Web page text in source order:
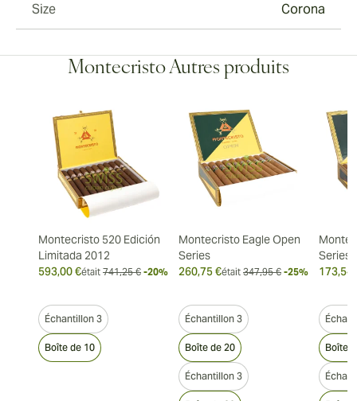
Size Corona
Montecristo Autres produits
Montecristo 520 Edición
Limitada 2012
593,00 €était 741,25 € -20%
Échantillon 3
Boîte de 10
Montecristo Eagle Open
Series
260,75 €était 347,95 € -25%
Échantillon 3
Boîte de 20
Échantillon 3
Series
173,54
Boîte